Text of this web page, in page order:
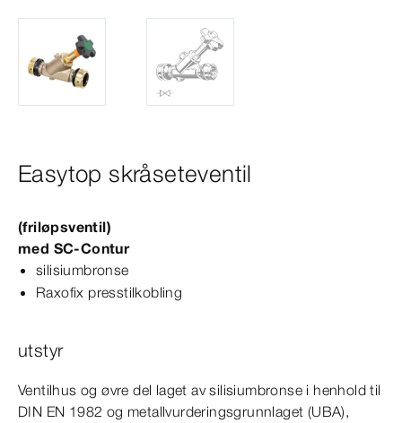
Easytop skråseteventil
(friløpsventil)
med SC‑Contur
silisiumbronse
Raxofix presstilkobling
utstyr
Ventilhus og øvre del laget av silisiumbronse i henhold til
DIN EN 1982 og metallvurderingsgrunnlaget (UBA),